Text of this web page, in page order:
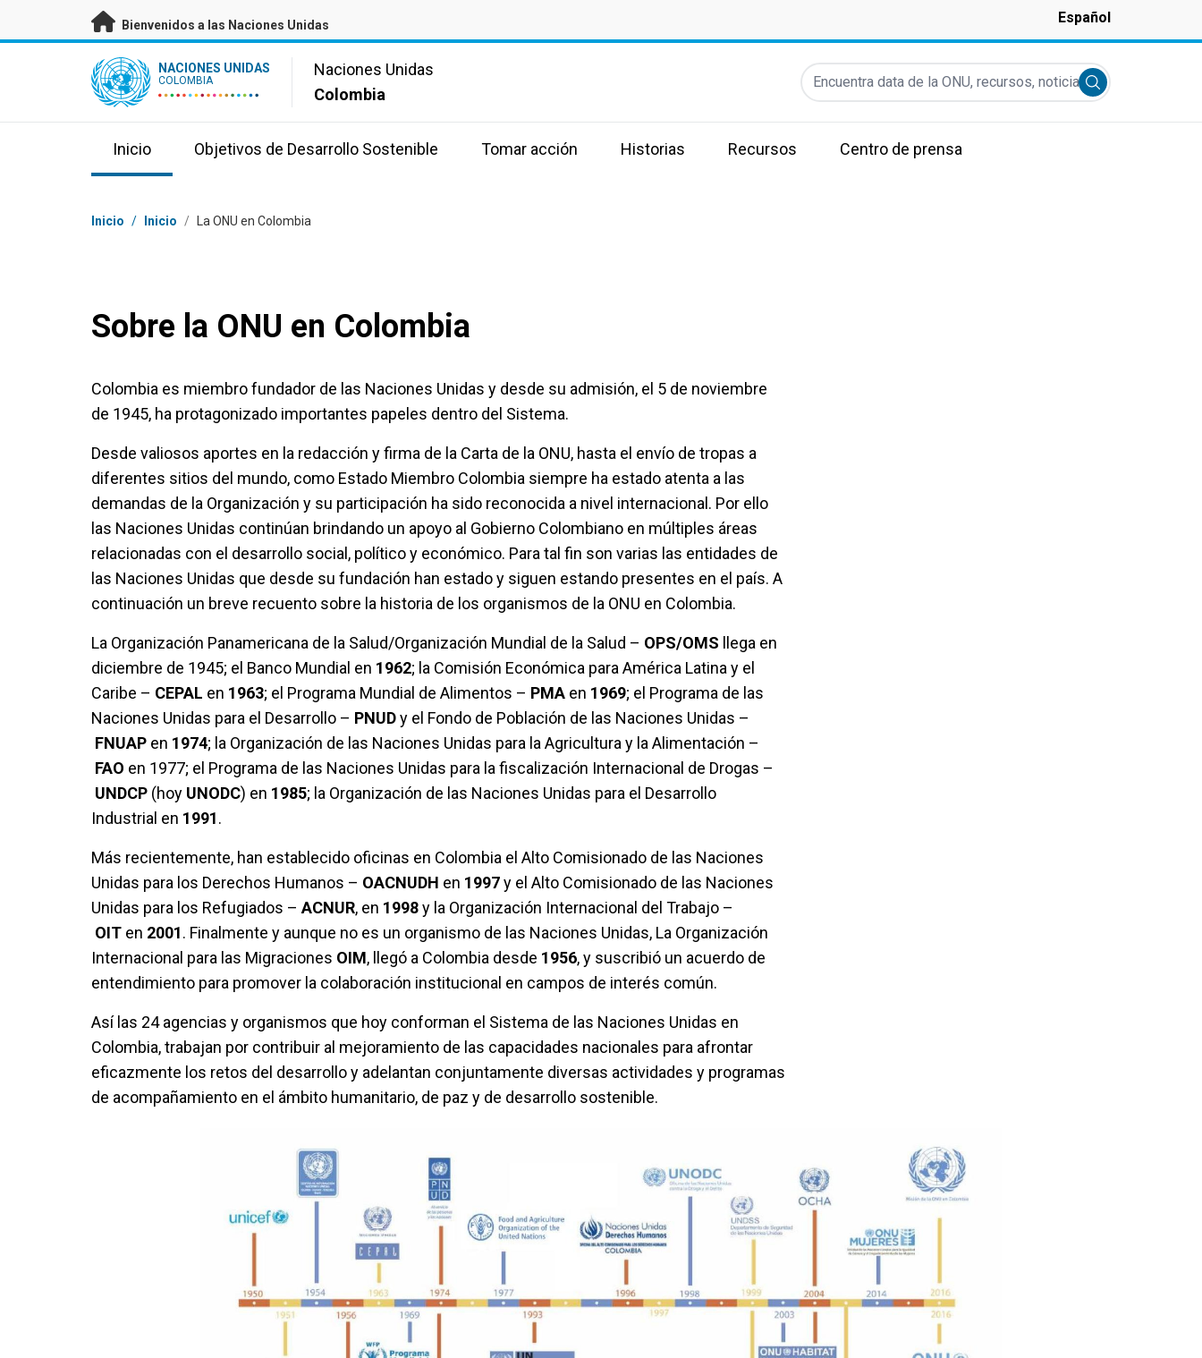
Saltar a contenido principal
Bienvenidos a las Naciones Unidas Español
UN Logo NACIONES UNIDAS
COLOMBIA
Naciones Unidas
Colombia
Encuentra data de la ONU, recursos, noticias y más...
Submit search
Inicio Objetivos de Desarrollo Sostenible Tomar acción Historias Recursos Centro de prensa
Coordenadas dentro de la ruta de navegación
Inicio / Inicio / La ONU en Colombia
Sobre la ONU en Colombia
Colombia es miembro fundador de las Naciones Unidas y desde su admisión, el 5 de noviembre
de 1945, ha protagonizado importantes papeles dentro del Sistema.
Desde valiosos aportes en la redacción y firma de la Carta de la ONU, hasta el envío de tropas a
diferentes sitios del mundo, como Estado Miembro Colombia siempre ha estado atenta a las
demandas de la Organización y su participación ha sido reconocida a nivel internacional. Por ello
las Naciones Unidas continúan brindando un apoyo al Gobierno Colombiano en múltiples áreas
relacionadas con el desarrollo social, político y económico. Para tal fin son varias las entidades de
las Naciones Unidas que desde su fundación han estado y siguen estando presentes en el país. A
continuación un breve recuento sobre la historia de los organismos de la ONU en Colombia.
La Organización Panamericana de la Salud/Organización Mundial de la Salud – OPS/OMS llega en
diciembre de 1945; el Banco Mundial en 1962; la Comisión Económica para América Latina y el
Caribe – CEPAL en 1963; el Programa Mundial de Alimentos – PMA en 1969; el Programa de las
Naciones Unidas para el Desarrollo – PNUDy el Fondo de Población de las Naciones Unidas –
FNUAP en 1974; la Organización de las Naciones Unidas para la Agricultura y la Alimentación –
FAO en 1977; el Programa de las Naciones Unidas para la fiscalización Internacional de Drogas –
UNDCP (hoy UNODC) en 1985; la Organización de las Naciones Unidas para el Desarrollo
Industrial en 1991.
Más recientemente, han establecido oficinas en Colombia el Alto Comisionado de las Naciones
Unidas para los Derechos Humanos – OACNUDH en 1997y el Alto Comisionado de las Naciones
Unidas para los Refugiados – ACNUR, en 1998y la Organización Internacional del Trabajo –
OIT en 2001. Finalmente y aunque no es un organismo de las Naciones Unidas, La Organización
Internacional para las Migraciones OIM, llegó a Colombia desde 1956, y suscribió un acuerdo de
entendimiento para promover la colaboración institucional en campos de interés común.
Así las 24 agencias y organismos que hoy conforman el Sistema de las Naciones Unidas en
Colombia, trabajan por contribuir al mejoramiento de las capacidades nacionales para afrontar
eficazmente los retos del desarrollo y adelantan conjuntamente diversas actividades y programas
de acompañamiento en el ámbito humanitario, de paz y de desarrollo sostenible.